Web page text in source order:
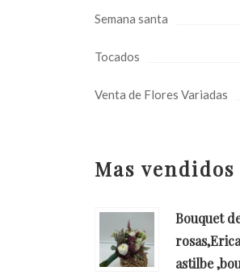
Semana santa
Tocados
Venta de Flores Variadas
Mas vendidos
Bouquet
astilbe